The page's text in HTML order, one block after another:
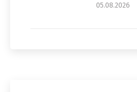
05.08.2026